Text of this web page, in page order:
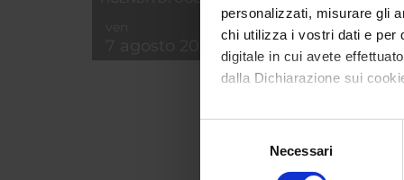
personalizzati, misurare gli
chi utilizza i vostri dati e per
digitale in cui avete
dalla Dichiarazione sui
Con il tuo consenso,
raccogliere
Necessari
Handle
ultima